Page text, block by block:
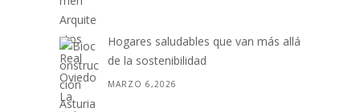
Hogares saludables que van más allá
de la sostenibilidad
MARZO 6,2026